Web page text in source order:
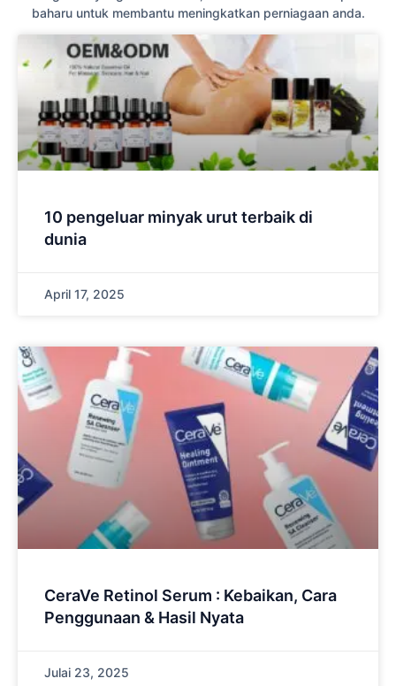
baharu untuk membantu meningkatkan perniagaan anda.
10 pengeluar minyak urut terbaik di
dunia
April 17, 2025
CeraVe Retinol Serum : Kebaikan, Cara
Penggunaan & Hasil Nyata
Julai 23, 2025